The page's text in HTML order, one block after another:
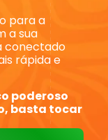
para a
a sua
conectado
rápida e
poderoso
basta tocar